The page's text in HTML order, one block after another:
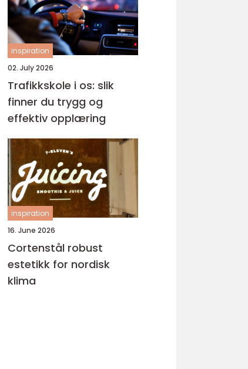
inspiration
02. July 2026
Trafikkskole i os: slik
finner du trygg og
effektiv opplæring
inspiration
16. June 2026
Cortenstål robust
estetikk for nordisk
klima